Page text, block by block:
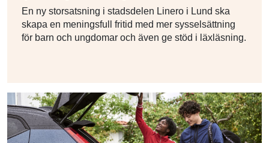
En ny storsatsning i stadsdelen Linero i Lund ska
skapa en meningsfull fritid med mer sysselsättning
för barn och ungdomar och även ge stöd i läxläsning.